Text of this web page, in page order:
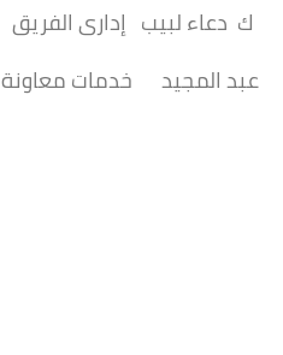
ك دعاء لبيب إدارى الفريق
عبد المجيد خدمات معاونة